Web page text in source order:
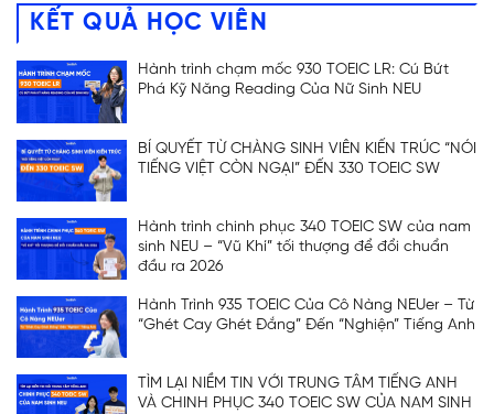
KẾT QUẢ HỌC VIÊN
Hành trình chạm mốc 930 TOEIC LR: Cú Bứt
Phá Kỹ Năng Reading Của Nữ Sinh NEU
BÍ QUYẾT TỪ CHÀNG SINH VIÊN KIẾN TRÚC “NÓI
TIẾNG VIỆT CÒN NGẠI” ĐẾN 330 TOEIC SW
Hành trình chinh phục 340 TOEIC SW của nam
sinh NEU – “Vũ Khí” tối thượng để đổi chuẩn
đầu ra 2026
Hành Trình 935 TOEIC Của Cô Nàng NEUer – Từ
“Ghét Cay Ghét Đắng” Đến “Nghiện” Tiếng Anh
TÌM LẠI NIỀM TIN VỚI TRUNG TÂM TIẾNG ANH
VÀ CHINH PHỤC 340 TOEIC SW CỦA NAM SINH